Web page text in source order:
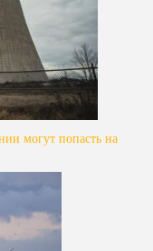
могут попасть на